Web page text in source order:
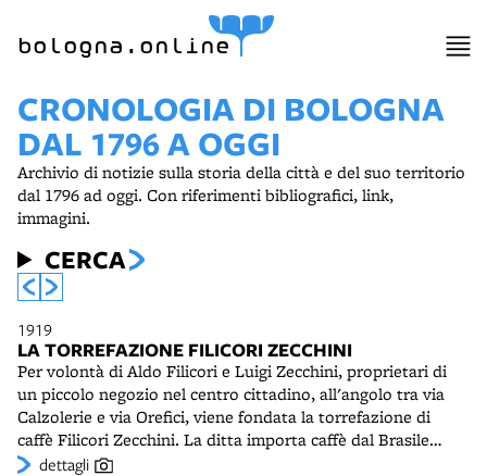
bologna.online
CRONOLOGIA DI BOLOGNA
DAL 1796 A OGGI
Archivio di notizie sulla storia della città e del suo territorio
dal 1796 ad oggi. Con riferimenti bibliografici, link,
immagini.
CERCA
1919
LA TORREFAZIONE FILICORI ZECCHINI
Per volontà di Aldo Filicori e Luigi Zecchini, proprietari di
un piccolo negozio nel centro cittadino, all'angolo tra via
Calzolerie e via Orefici, viene fondata la torrefazione di
caffè Filicori Zecchini. La ditta importa caffè dal Brasile
“dall’origine direttamente al consumatore”. In breve
dettagli